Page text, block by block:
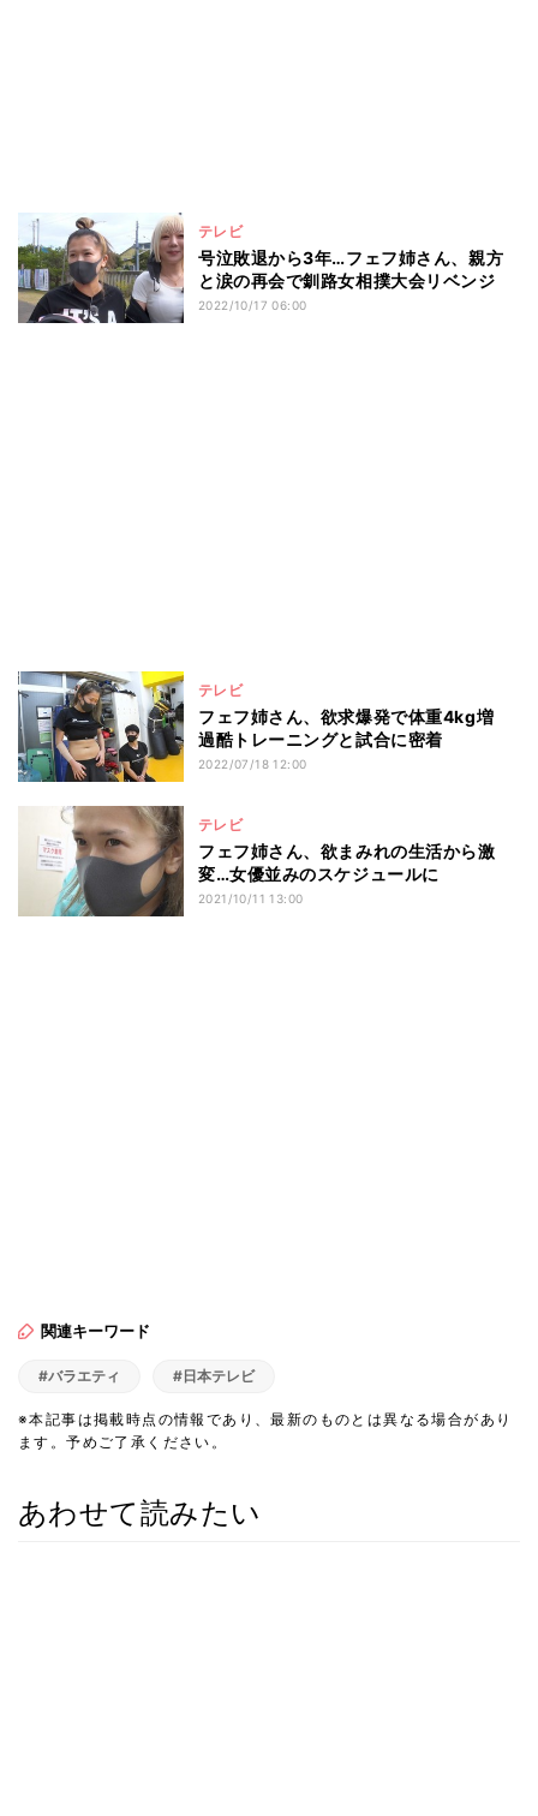
テレビ
号泣敗退から3年…フェフ姉さん、親方
と涙の再会で釧路女相撲大会リベンジ
2022/10/17 06:00
テレビ
フェフ姉さん、欲求爆発で体重4kg増
過酷トレーニングと試合に密着
2022/07/18 12:00
テレビ
フェフ姉さん、欲まみれの生活から激
変…女優並みのスケジュールに
2021/10/11 13:00
関連キーワード
#バラエティ #日本テレビ
※本記事は掲載時点の情報であり、最新のものとは異なる場合があり
ます。予めご了承ください。
あわせて読みたい